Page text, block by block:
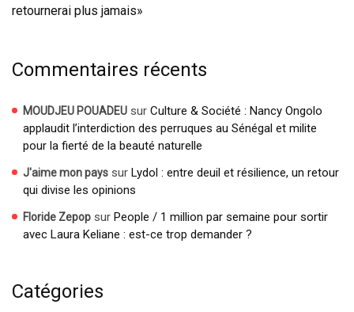
retournerai plus jamais»
Commentaires récents
MOUDJEU POUADEU sur Culture & Société : Nancy Ongolo
applaudit l’interdiction des perruques au Sénégal et milite
pour la fierté de la beauté naturelle
J'aime mon pays sur Lydol : entre deuil et résilience, un retour
qui divise les opinions
Floride Zepop sur People / 1 million par semaine pour sortir
avec Laura Keliane : est-ce trop demander ?
Catégories